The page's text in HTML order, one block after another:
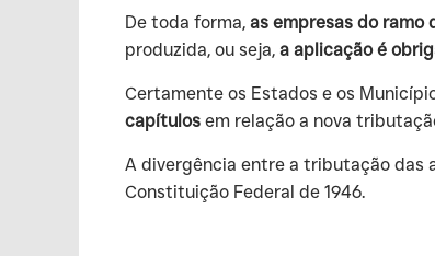
‍De toda forma, as empresas do ramo
produzida, ou seja, a aplicação é
‍Certamente os Estados e os
capítulos em relação a nova
‍A divergência entre a tributação das
Constituição Federal de 1946.